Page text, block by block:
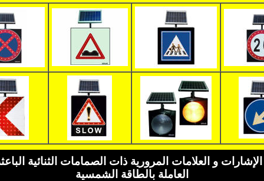
و العلامات المرورية ذات الصمامات الثنائية
العاملة بالطاقة الشمسية